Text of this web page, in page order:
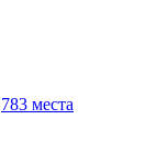
783 места